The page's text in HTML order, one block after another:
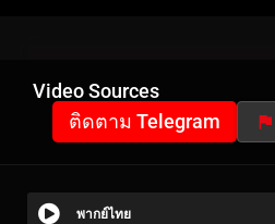
Video Sources
ติดตาม Telegram
พากย์ไทย